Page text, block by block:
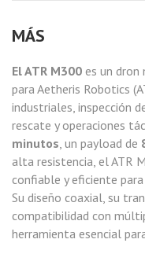
MÁS
El ATR M300 es un
para Aetheris Robotics
industriales, inspección
rescate y operaciones
minutos, un payload de
alta resistencia, el ATR
confiable y eficiente
Su diseño coaxial, su
compatibilidad con
herramienta esencial